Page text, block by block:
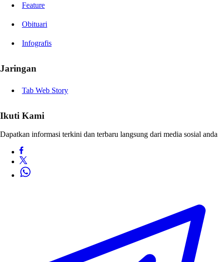
Feature
Obituari
Infografis
Jaringan
Tab Web Story
Ikuti Kami
Dapatkan informasi terkini dan terbaru langsung dari media sosial anda